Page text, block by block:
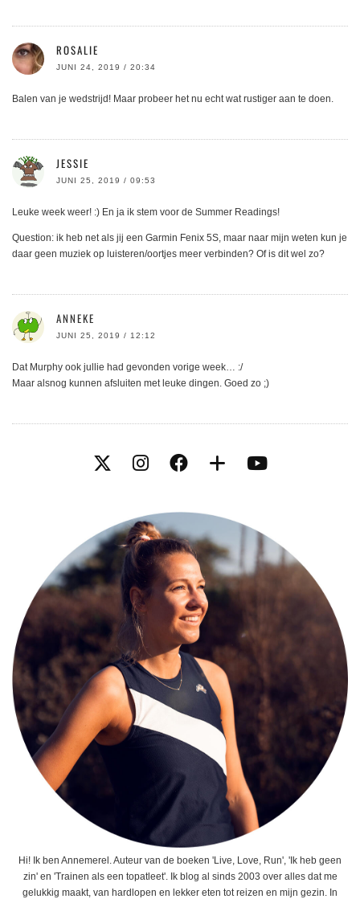
ROSALIE
JUNI 24, 2019 / 20:34
Balen van je wedstrijd! Maar probeer het nu echt wat rustiger aan te doen.
JESSIE
JUNI 25, 2019 / 09:53
Leuke week weer! :) En ja ik stem voor de Summer Readings!
Question: ik heb net als jij een Garmin Fenix 5S, maar naar mijn weten kun je
daar geen muziek op luisteren/oortjes meer verbinden? Of is dit wel zo?
ANNEKE
JUNI 25, 2019 / 12:12
Dat Murphy ook jullie had gevonden vorige week… :/
Maar alsnog kunnen afsluiten met leuke dingen. Goed zo ;)
Hi! Ik ben Annemerel. Auteur van de boeken 'Live, Love, Run', 'Ik heb geen
zin' en 'Trainen als een topatleet'. Ik blog al sinds 2003 over alles dat me
gelukkig maakt, van hardlopen en lekker eten tot reizen en mijn gezin. In